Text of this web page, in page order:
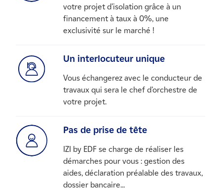
votre projet d’isolation grâce à un
financement à taux à 0%, une
exclusivité sur le marché !
Un interlocuteur unique
Vous échangerez avec le conducteur de
travaux qui sera le chef d’orchestre de
votre projet.
Pas de prise de tête
IZI by EDF se charge de réaliser les
démarches pour vous : gestion des
aides, déclaration préalable des travaux,
dossier bancaire...